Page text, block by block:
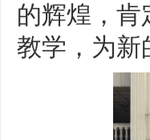
的辉煌，
教学，为新